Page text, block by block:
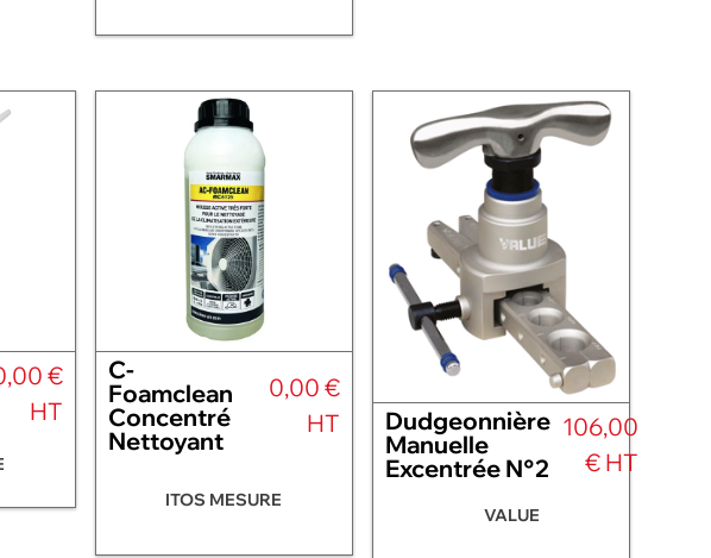
€
HT
C-
Foamclean
Concentré
Nettoyant
0,00 €
HT
ITOS MESURE
Dudgeonnière
Manuelle
Excentrée N°2
106,00
€ HT
VALUE